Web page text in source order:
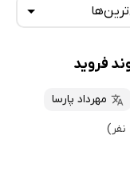
فروید
مهرداد پارسا